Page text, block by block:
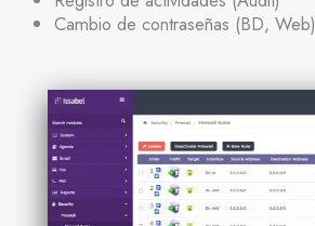
Cambio de contraseñas (BD, Web)